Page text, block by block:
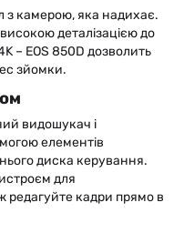
з камерою, яка надихає.
деталізацією до
– EOS 850D дозволить
зйомки.
видошукач і
елементів
диска керування.
для
редагуйте кадри прямо в